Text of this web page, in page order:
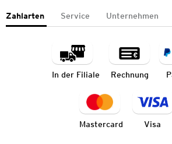
Zahlarten Service Unternehmen
In der Filiale Rechnung
Mastercard Visa